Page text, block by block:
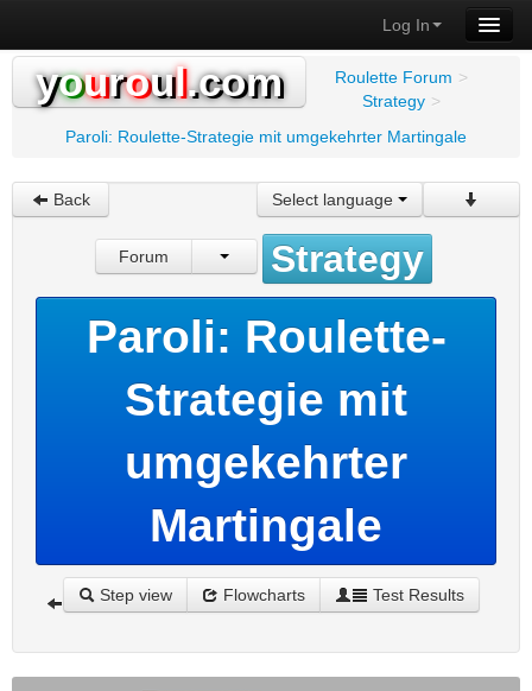
Log In
youroul.com Roulette Forum >
Strategy >
Paroli: Roulette-Strategie mit umgekehrter Martingale
Back Select language
Forum Strategy
Paroli: Roulette-
Strategie mit
umgekehrter
Martingale
Step view Flowcharts Test Results